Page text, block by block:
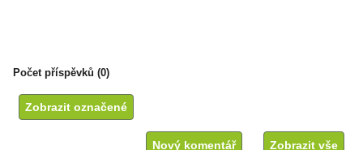
Počet příspěvků (0)
Nový komentář Zobrazit vše